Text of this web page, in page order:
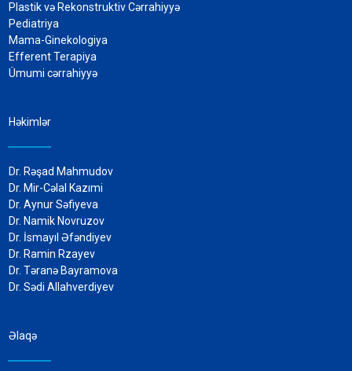
Plastik və Rekonstruktiv Cərrahiyyə
Pediatriya
Mama-Ginekologiya
Efferent Terapiya
Ümumi cərrahiyyə
Həkimlər
Dr. Rəşad Mahmudov
Dr. Mir-Cəlal Kazımi
Dr. Aynur Səfiyeva
Dr. Namik Novruzov
Dr. İsmayıl Əfəndiyev
Dr. Ramin Rzayev
Dr. Təranə Bayramova
Dr. Sədi Allahverdiyev
Əlaqə